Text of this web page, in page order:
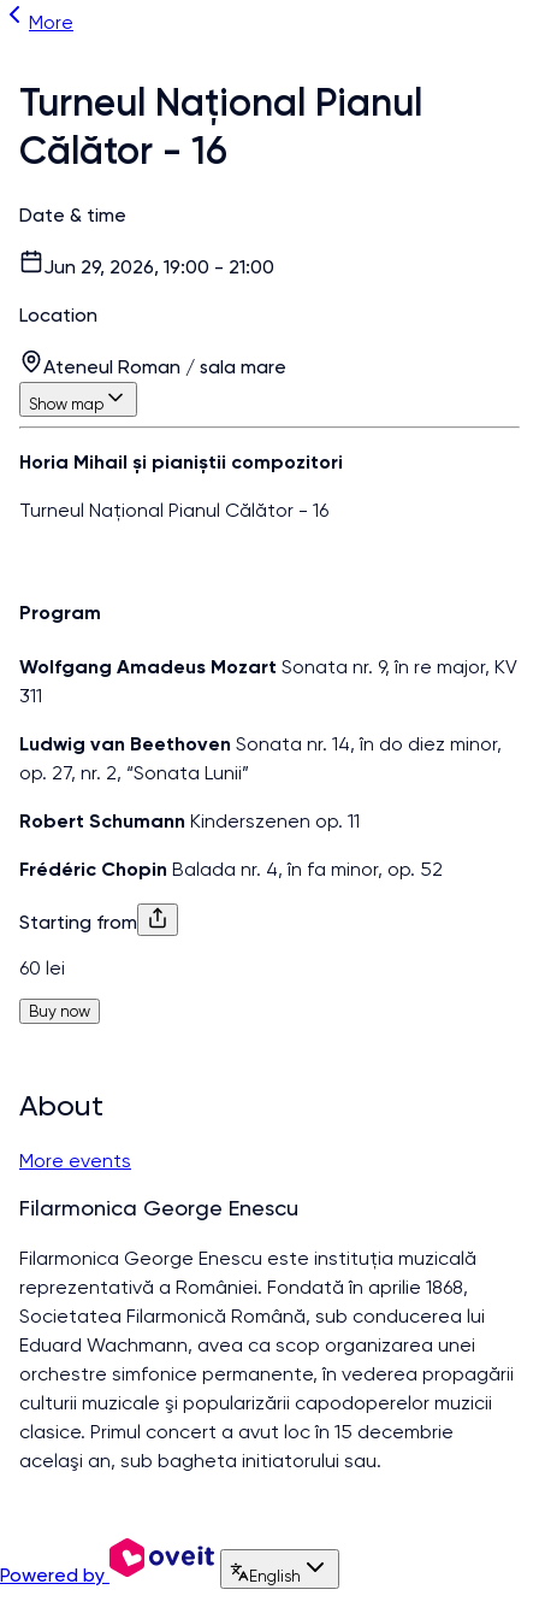
More
Turneul Național Pianul
Călător - 16
Date & time
Jun 29, 2026, 19:00 - 21:00
Location
Ateneul Roman / sala mare
Show map
Horia Mihail și pianiștii compozitori
Turneul Național Pianul Călător - 16
Program
Wolfgang Amadeus Mozart Sonata nr. 9, în re major, KV
311
Ludwig van Beethoven Sonata nr. 14, în do diez minor,
op. 27, nr. 2, “Sonata Lunii”
Robert Schumann Kinderszenen op. 11
Frédéric Chopin Balada nr. 4, în fa minor, op. 52
Starting from
60 lei
Buy now
About
More events
Filarmonica George Enescu
Filarmonica George Enescu este instituţia muzicală
reprezentativă a României. Fondată în aprilie 1868,
Societatea Filarmonică Română, sub conducerea lui
Eduard Wachmann, avea ca scop organizarea unei
orchestre simfonice permanente, în vederea propagării
culturii muzicale şi popularizării capodoperelor muzicii
clasice. Primul concert a avut loc în 15 decembrie
acelaşi an, sub bagheta initiatorului sau.
Powered by English